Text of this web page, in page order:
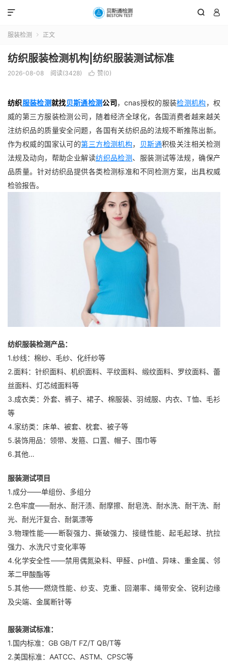
 

服装检测  正文
纺织服装检测机构|纺织服装测试标准
2026-08-08 阅读(3428)  赞(0)
纺织服装检测就找贝斯通检测公司，cnas授权的服装检测机构，权
威的第三方服装检测公司，随着经济全球化，各国消费者越来越关
注纺织品的质量安全问题，各国有关纺织品的法规不断推陈出新。
作为权威的国家认可的第三方检测机构， 贝斯通积极关注相关检测
法规及动向，帮助企业解读纺织品检测、服装测试等法规，确保产
品质量。针对纺织品提供各类检测标准和不同检测方案，出具权威
检验报告。
纺织服装检测产品：
1.纱线：棉纱、毛纱、化纤纱等
2.面料：针织面料、机织面料、平纹面料、缎纹面料、罗纹面料、蕾
丝面料、灯芯绒面料等
3.成衣类：外套、裤子、裙子、棉服装、羽绒服、内衣、T恤、毛衫
等
4.家纺类：床单、被套、枕套、被子等
5.装饰用品：领带、发箍、口置、帽子、围巾等
6.其他…
服装测试项目
1.成分——单组份、多组分
2.色牢度——耐水、耐汗渍、耐摩擦、耐皂洗、耐水洗、耐干洗、耐
光、耐光汗复合、耐氯漂等
3.物理性能——断裂强力、撕破强力、接缝性能、起毛起球、抗拉
强力、水洗尺寸变化率等
4.化学安全性——禁用偶氮染料、甲醛、pH值、异味、重金属、邻
苯二甲酸酯等
5.其他——燃烧性能、纱支、克重、回潮率、绳带安全、锐利边缘
及尖端、金属断针等
服装测试标准：
1.国内标准：GB GB/T FZ/T QB/T等
2.美国标准：AATCC、ASTM、CPSC等